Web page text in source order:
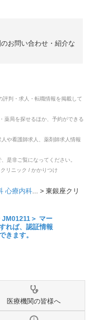
お問い合わせ・紹介な
評判・求人・転職情報を掲載して
薬局を探せるほか、予約ができる
や看護師求人、薬剤師求人情報
是非ご覧になってください。
リニック / かかりつけ
心療内科 ... > 東銀座クリ
医療機関の皆様へ